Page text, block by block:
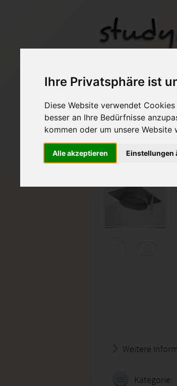
Ihre Privatsphäre ist
Diese Website verwendet
besser an Ihre Bedürfnisse
kommen oder um unsere Website
Alle akzeptieren Einstellungen
Auf
Weitere
Kategorie: